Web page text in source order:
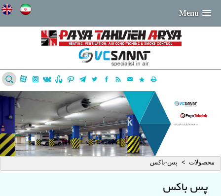
Menu
محصولات > پس-باکس
پس باکس